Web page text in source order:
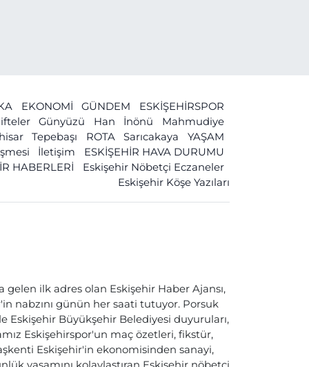
EKONOMİ GÜNDEM
ESKİŞEHİRSPOR
Günyüzü Han İnönü
Mahmudiye
Tepebaşı ROTA Sarıcakaya
YAŞAM
İletişim
ESKİŞEHİR HAVA DURUMU
HABERLERİ
Eskişehir Nöbetçi Eczaneler
Eskişehir Köşe Yazıları
ilk adres olan Eskişehir Haber Ajansı,
nabzını günün her saati tutuyor. Porsuk
Eskişehir Büyükşehir Belediyesi duyuruları,
Eskişehirspor'un maç özetleri, fikstür,
Eskişehir'in ekonomisinden sanayi,